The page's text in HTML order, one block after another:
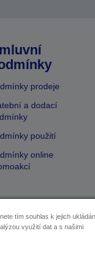
prodeje
a dodací
použití
online
tím souhlas k jejich
využití dat a s našimi